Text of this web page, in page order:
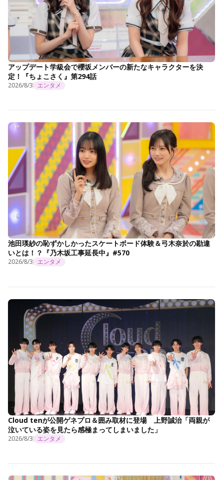
アップデート学級会で櫻坂メンバーの新たなキャラクターを決
定！『ちょこさく』第294話
2026/8/3 エンタメ
池田瑛紗の恥ずかしかったスケートボード体験＆弓木奈於の勘違
いとは！？『乃木坂工事延長中』#570
2026/8/3 エンタメ
Cloud tenが公開ゲネプロ＆囲み取材に登場 上野誠治「両親が
泣いている姿を見たら感極まってしまいました」
2026/8/3 エンタメ